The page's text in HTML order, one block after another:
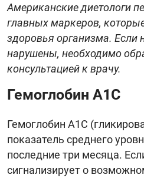
Американские диетологи
главных маркеров,
здоровья организма. Если
нарушены, необходимо
консультацией к врачу.
Гемоглобин A1C
Гемоглобин A1C
показатель среднего
последние три месяца.
сигнализирует о